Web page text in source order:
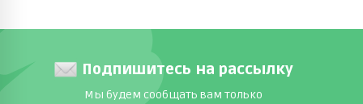
Подпишитесь на рассылку
Мы будем сообщать вам только